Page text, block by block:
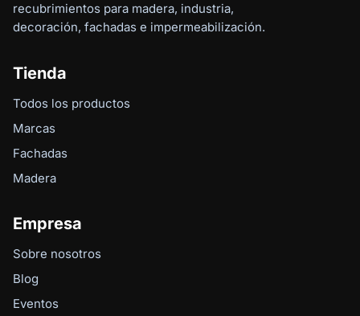
recubrimientos para madera, industria,
decoración, fachadas e impermeabilización.
Tienda
Todos los productos
Marcas
Fachadas
Madera
Empresa
Sobre nosotros
Blog
Eventos